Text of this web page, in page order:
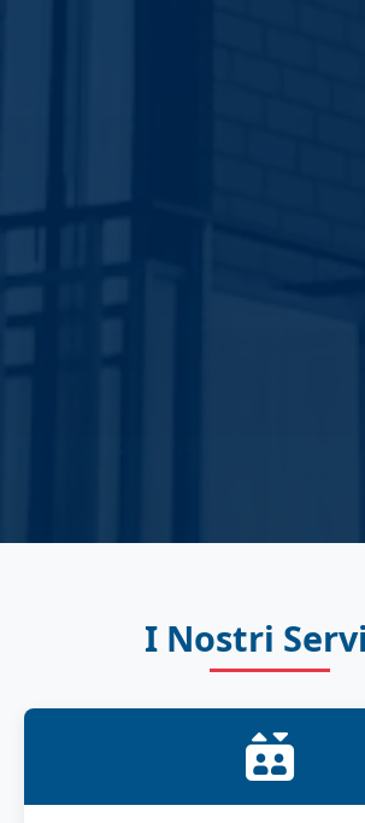
I Nostri